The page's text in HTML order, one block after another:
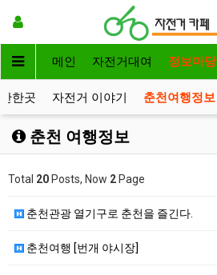
메인 자전거대여 정보마당
한곳 자전거 이야기 춘천여행정보
춘천 여행정보
Total 20 Posts, Now 2 Page
춘천관광 열기구로 춘천을 즐긴다.
춘천여행 [번개 야시장]